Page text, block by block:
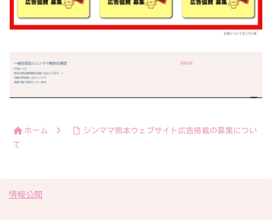
ホーム
シンママ熊本ウェブサイト広告掲載の募集につい
て
情報公開